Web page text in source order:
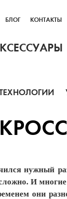
БЛОГ КОНТАКТЫ
нужный
И
они